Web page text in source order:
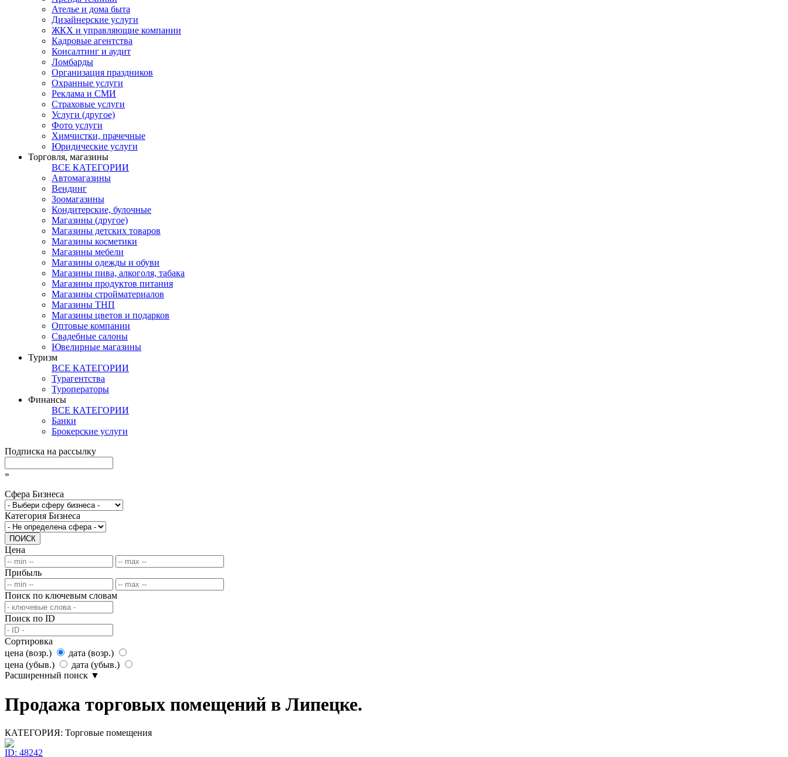
Ателье и дома быта
Дизайнерские услуги
ЖКХ и управляющие компании
Кадровые агентства
Консалтинг и аудит
Ломбарды
Организация праздников
Охранные услуги
Реклама и СМИ
Страховые услуги
Услуги (другое)
Фото услуги
Химчистки, прачечные
Юридические услуги
Торговля, магазины
ВСЕ КАТЕГОРИИ
Автомагазины
Вендинг
Зоомагазины
Кондитерские, булочные
Магазины (другое)
Магазины детских товаров
Магазины косметики
Магазины мебели
Магазины одежды и обуви
Магазины пива, алкоголя, табака
Магазины продуктов питания
Магазины стройматериалов
Магазины ТНП
Магазины цветов и подарков
Оптовые компании
Свадебные салоны
Ювелирные магазины
Туризм
ВСЕ КАТЕГОРИИ
Турагентства
Туроператоры
Финансы
ВСЕ КАТЕГОРИИ
Банки
Брокерские услуги
Подписка на рассылку
»
Сфера Бизнеса
Категория Бизнеса
ПОИСК
Цена
Прибыль
Поиск по ключевым словам
Поиск по ID
Сортировка
цена (возр.)
дата (возр.)
цена (убыв.)
дата (убыв.)
Расширенный поиск ▼
Продажа торговых помещений в Липецке.
КАТЕГОРИЯ: Торговые помещения
ID: 48242